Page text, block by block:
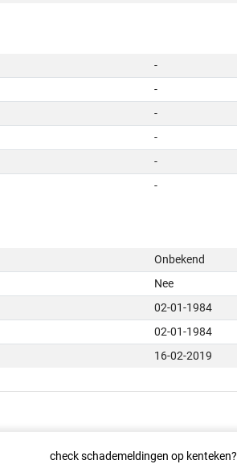
-
-
-
-
-
-
Onbekend
Nee
02-01-1984
02-01-1984
16-02-2019
check schademeldingen op kenteken?